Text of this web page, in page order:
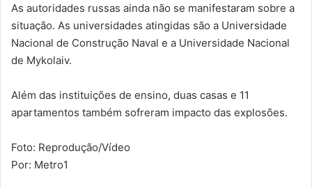
As autoridades russas ainda não se manifestaram sobre a
situação. As universidades atingidas são a Universidade
Nacional de Construção Naval e a Universidade Nacional
de Mykolaiv.
Além das instituições de ensino, duas casas e 11
apartamentos também sofreram impacto das explosões.
Foto: Reprodução/Vídeo
Por: Metro1